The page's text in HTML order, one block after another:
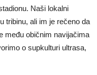
Naši lokalni
tribinu, ali im je rečeno da
među običnim navijačima
o supkulturi ultrasa,